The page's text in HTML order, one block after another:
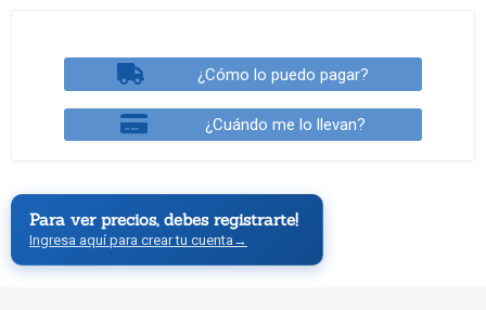
¿Cómo lo puedo pagar?
¿Cuándo me lo llevan?
Para ver precios, debes registrarte!
Ingresa aquí para crear tu cuenta →